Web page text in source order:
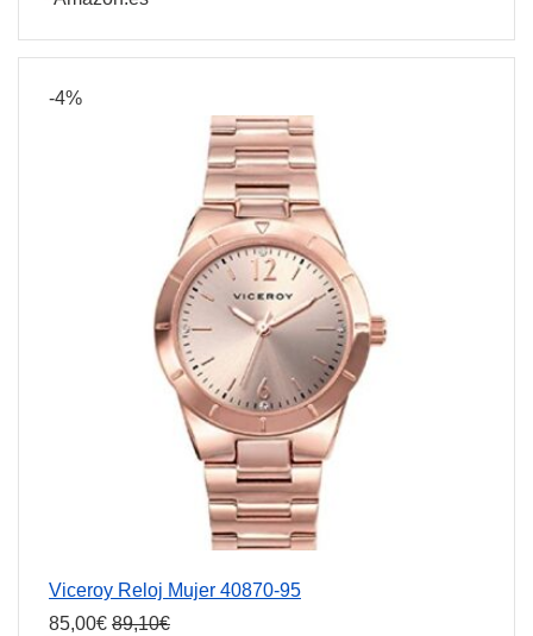
-4%
Viceroy Reloj Mujer 40870-95
85,00€ 89,10€